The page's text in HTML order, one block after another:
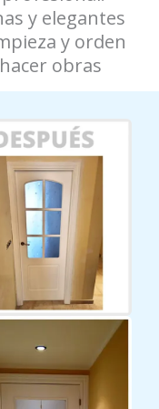
y elegantes
y orden
obras